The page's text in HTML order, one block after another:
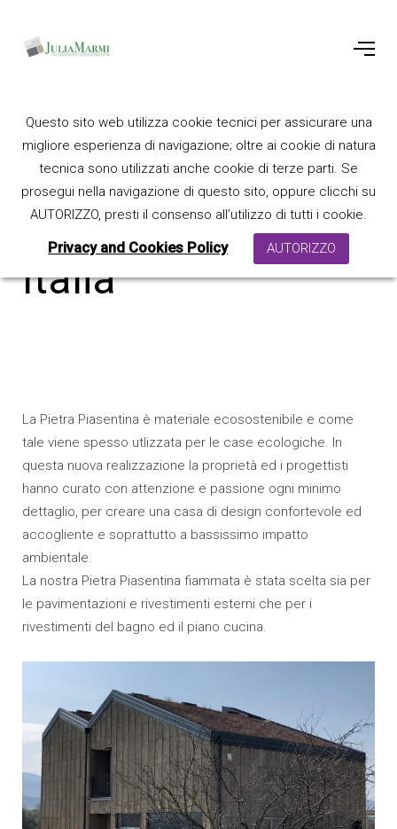
Casa
ecosostenibile P. -
Italia
La Pietra Piasentina è materiale ecosostenibile e come
tale viene spesso utlizzata per le case ecologiche. In
questa nuova realizzazione la proprietà ed i progettisti
hanno curato con attenzione e passione ogni minimo
dettaglio, per creare una casa di design confortevole ed
accogliente e soprattutto a bassissimo impatto
ambientale.
La nostra Pietra Piasentina fiammata è stata scelta sia per
le pavimentazioni e rivestimenti esterni che per i
rivestimenti del bagno ed il piano cucina.
Questo sito web utilizza cookie tecnici per assicurare una
migliore esperienza di navigazione; oltre ai cookie di natura
tecnica sono utilizzati anche cookie di terze parti. Se
prosegui nella navigazione di questo sito, oppure clicchi su
AUTORIZZO, presti il consenso all’utilizzo di tutti i cookie.
Privacy and Cookies Policy AUTORIZZO